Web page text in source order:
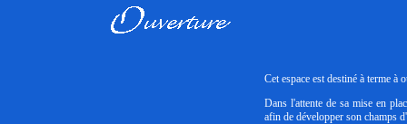
Cet espace est destiné à terme à
Dans l'attente de sa mise en
afin de développer son champs